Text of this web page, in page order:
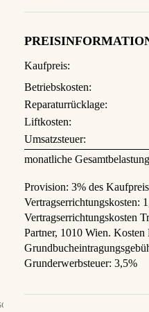
Kaufpreis:
Betriebskosten:
Reparaturrücklage:
Liftkosten:
Umsatzsteuer:
monatliche
Provision: 3% des
Vertragserrichtungskosten:
Vertragserrichtungskosten
Partner, 1010 Wien.
Grunderwerbsteuer: 3,5%